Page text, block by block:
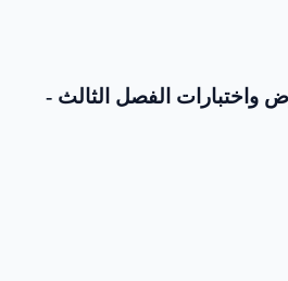
رقم 50 - فروض واختبارات الفصل الثالث -